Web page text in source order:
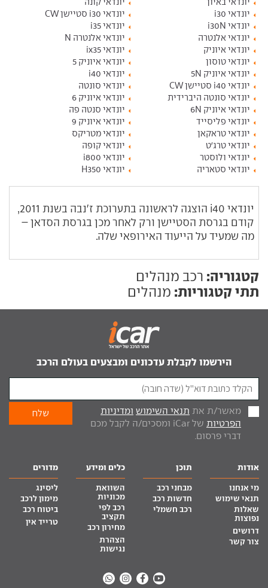
יונדאי i30
יונדאי i30 סטיישן CW
יונדאי i30N
יונדאי i35
יונדאי אלנטרה
יונדאי אלנטרה N
יונדאי איוניק
יונדאי ix35
יונדאי טוסון
יונדאי איוניק 5
יונדאי איוניק 5N
יונדאי i40
יונדאי i40 סטיישן CW
יונדאי סונטה
יונדאי סונטה היברידית
יונדאי איוניק 6
יונדאי איוניק 6N
יונדאי סנטה פה
יונדאי פליסייד
יונדאי איוניק 9
יונדאי טראקאן
יונדאי מטריקס
יונדאי טרג'ט
יונדאי קופה
יונדאי ולוסטר
יונדאי i800
יונדאי סטאריה
יונדאי H350
יונדאי i40
הוצגה לראשונה בתערוכת ז'נבה בשנת 2011,
קודם בגרסת הסטיישן ורק לאחר מכן בגרסת הסדאן –
מה שמעיד על הייעוד האירופאי שלה.
קטגוריה: רכב מנהלים
תתי קטגוריות: מנהלים
הירשמו לקבלת עדכונים ומבצעים בעולם הרכב
מאשר/ת את תנאי השימוש ומדיניות
הפרטיות
של iCar ומסכים/ה לקבל מכם
דברי פרסום.
אודות
מי אנחנו
תנאי שימוש
שאלות
נפוצות
דרושים
צור קשר
תוכן
מבחני רכב
חדשות רכב
רכב חשמלי
כלים ומידע
השוואת
מכוניות
רכב לפי
תקציב
מחירון רכב
הצהרת
נגישות
מדורים
ליסינג
מימון לרכב
ביטוח רכב
טרייד אין